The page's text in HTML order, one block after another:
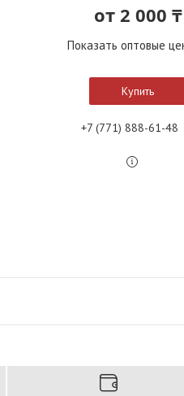
от 2 000 ₸
Показать оптовые
Купить
+7 (771) 888-61-48